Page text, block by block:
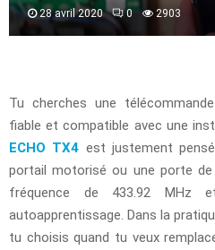
28 avril 2020 0 2903
Tu cherches une
fiable et compatible avec une
ECHO TX4 est justement
portail motorisé ou une porte
fréquence de 433.92 MHz
autoapprentissage. Dans la
tu choisis quand tu veux